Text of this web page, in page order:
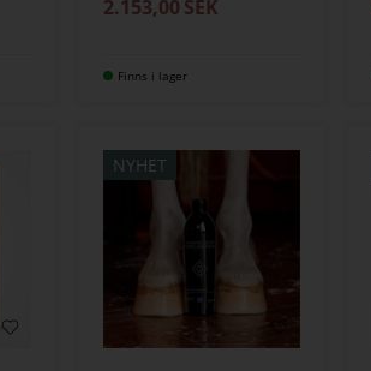
2.153,00 SEK
Finns i lager
NYHET